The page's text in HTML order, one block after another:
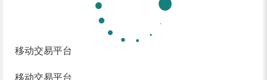
移动交易平台
移动交易平台